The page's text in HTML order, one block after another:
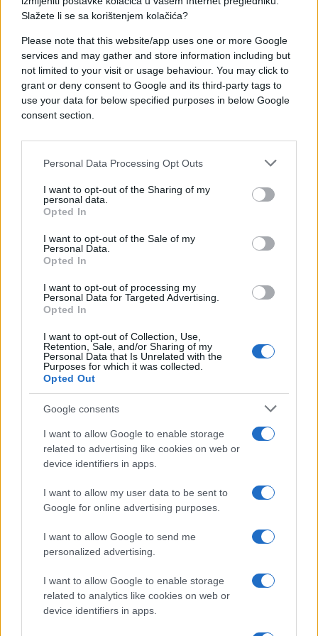
Slažete li se sa korištenjem kolačića?
Please note that this website/app uses one or more Google
services and may gather and store information including but
not limited to your visit or usage behaviour. You may click to
grant or deny consent to Google and its third-party tags to
use your data for below specified purposes in below Google
consent section.
Personal Data Processing Opt Outs
I want to opt-out of the Sharing of my
personal data.
Opted In
I want to opt-out of the Sale of my
Personal Data.
Opted In
I want to opt-out of processing my
Personal Data for Targeted Advertising.
Opted In
I want to opt-out of Collection, Use,
Retention, Sale, and/or Sharing of my
Personal Data that Is Unrelated with the
Purposes for which it was collected.
Opted Out
Google consents
I want to allow Google to enable storage
related to advertising like cookies on web or
device identifiers in apps.
I want to allow my user data to be sent to
Google for online advertising purposes.
I want to allow Google to send me
personalized advertising.
I want to allow Google to enable storage
related to analytics like cookies on web or
device identifiers in apps.
#novi pazar